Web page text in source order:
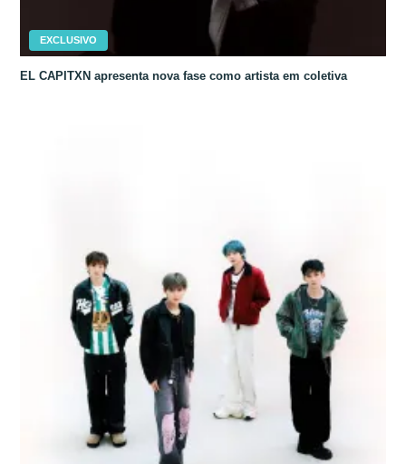
EXCLUSIVO
EL CAPITXN apresenta nova fase como artista em coletiva